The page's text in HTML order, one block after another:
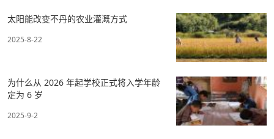
太阳能改变不丹的农业灌溉方式
2025-8-22
为什么从 2026 年起学校正式将入学年龄
定为 6 岁
2025-9-2